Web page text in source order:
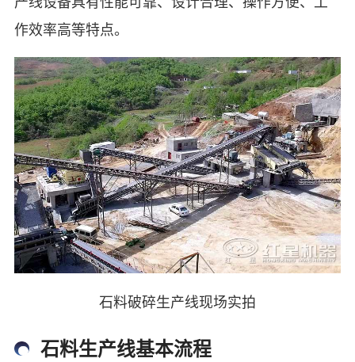
作效率高等特点。
石料破碎生产线现场实拍
石料生产线基本流程